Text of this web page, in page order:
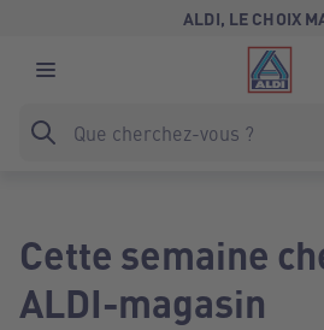
ALDI, LE CHOIX
Cette semaine
ALDI-magasin